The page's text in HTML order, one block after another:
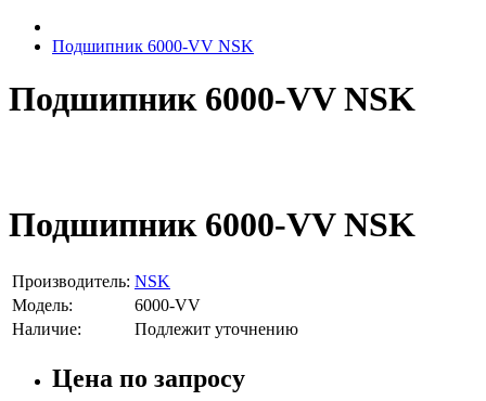
Подшипник 6000-VV NSK
Подшипник 6000-VV NSK
Подшипник 6000-VV NSK
Производитель: NSK
Модель:
6000-VV
Наличие:
Подлежит уточнению
Цена по запросу